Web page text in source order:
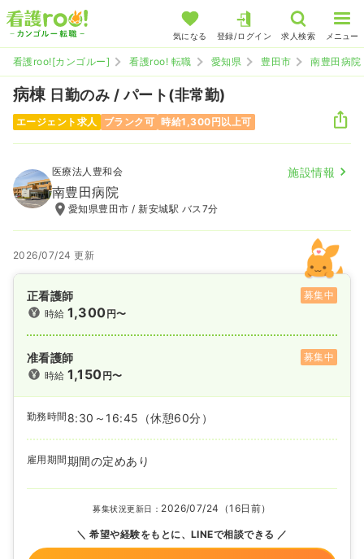
気になる 登録/ログイン 求人検索 メニュー
看護roo![カンゴルー] 看護roo! 転職 愛知県 豊田市 南豊田病院
病棟 日勤のみ / パート(非常勤)
エージェント求人 ブランク可 時給1,300円以上可
医療法人豊和会 施設情報
南豊田病院
愛知県豊田市 / 新安城駅 バス7分
2026/07/24 更新
正看護師
募集中
時給1,300円〜
准看護師
募集中
時給1,150円〜
勤務時間 8:30～16:45 （休憩60分）
雇用期間期間の定めあり
募集状況更新日： 2026/07/24（16日前）
希望や経験をもとに、LINEで相談できる